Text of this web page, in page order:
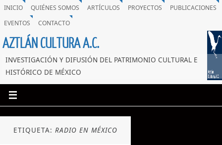
INICIO QUIÉNES SOMOS ARTÍCULOS PROYECTOS
PUBLICACIONES
EVENTOS
CONTACTO
AZTLÁN CULTURA A.C.
INVESTIGACIÓN Y DIFUSIÓN DEL PATRIMONIO CULTURAL E
HISTÓRICO DE MÉXICO
ETIQUETA: RADIO EN MÉXICO